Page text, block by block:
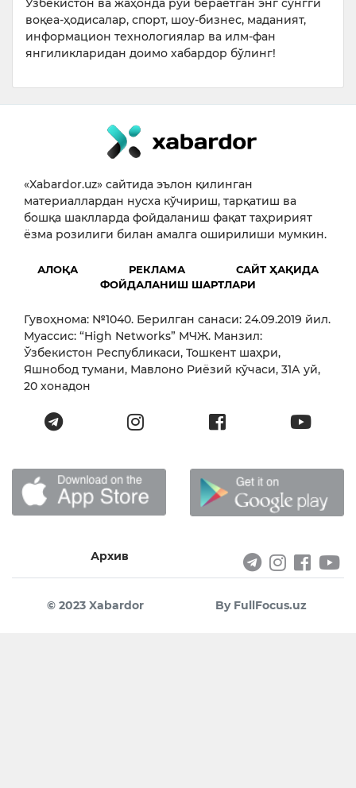
Ўзбекистон ва жаҳонда рўй бераётган энг сўнгги
воқеа-ҳодисалар, спорт, шоу-бизнес, маданият,
информацион технологиялар ва илм-фан
янгиликларидан доимо хабардор бўлинг!
«Xabardor.uz» сайтида эълон қилинган
материаллардан нусха кўчириш, тарқатиш ва
бошқа шаклларда фойдаланиш фақат таҳририят
ёзма розилиги билан амалга оширилиши мумкин.
АЛОҚА РЕКЛАМА
САЙТ ҲАҚИДА
ФОЙДАЛАНИШ ШАРТЛАРИ
Гувоҳнома: №1040. Берилган санаси: 24.09.2019 йил.
Муассис: “High Networks” МЧЖ. Манзил:
Ўзбекистон Республикаси, Тошкент шаҳри,
Яшнобод тумани, Мавлоно Риёзий кўчаси, 31А уй,
20 хонадон
Архив
© 2023 Xabardor By FullFocus.uz